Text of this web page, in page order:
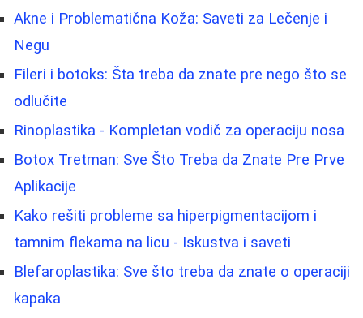
Akne i Problematična Koža: Saveti za Lečenje i
Negu
Fileri i botoks: Šta treba da znate pre nego što se
odlučite
Rinoplastika - Kompletan vodič za operaciju nosa
Botox Tretman: Sve Što Treba da Znate Pre Prve
Aplikacije
Kako rešiti probleme sa hiperpigmentacijom i
tamnim flekama na licu - Iskustva i saveti
Blefaroplastika: Sve što treba da znate o operaciji
kapaka